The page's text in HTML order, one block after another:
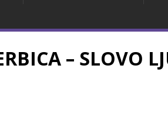
– SLOVO